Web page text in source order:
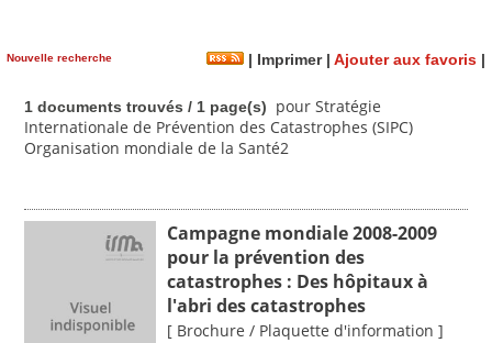
Nouvelle recherche | Imprimer| Ajouter aux favoris |
1 documents trouvés / 1 page(s)
pour Stratégie
Internationale de Prévention des Catastrophes (SIPC)
Organisation mondiale de la Santé2
Campagne mondiale 2008-2009
pour la prévention des
catastrophes : Des hôpitaux à
l'abri des catastrophes
[ Brochure / Plaquette d'information ]